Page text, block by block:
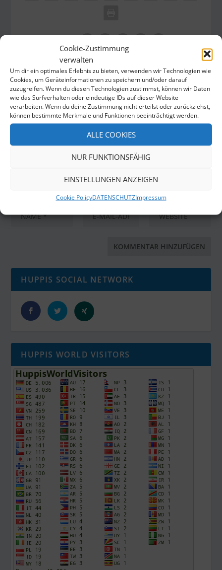
Cookie-Zustimmung
verwalten
Um dir ein optimales Erlebnis zu bieten, verwenden wir Technologien wie
Cookies, um Geräteinformationen zu speichern und/oder darauf
zuzugreifen. Wenn du diesen Technologien zustimmst, können wir Daten
wie das Surfverhalten oder eindeutige IDs auf dieser Website
verarbeiten. Wenn du deine Zustimmung nicht erteilst oder zurückziehst,
können bestimmte Merkmale und Funktionen beeinträchtigt werden.
ALLE COOKIES
NUR FUNKTIONSFÄHIG
EINSTELLUNGEN ANZEIGEN
Cookie PolicyDATENSCHUTZImpressum
LEAVE A COMMENT
Deine E-Mail-Adresse wird nicht veröffentlicht.
Erforderliche Felder sind mit*markiert
HUPPIS SOCIAL NETWORK
HUPPIS WORLD VISITORS